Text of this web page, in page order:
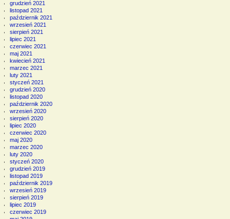
grudzień 2021
listopad 2021
październik 2021
wrzesień 2021
sierpień 2021
lipiec 2021
czerwiec 2021
maj 2021
kwiecień 2021
marzec 2021
luty 2021
styczeń 2021
grudzień 2020
listopad 2020
październik 2020
wrzesień 2020
sierpień 2020
lipiec 2020
czerwiec 2020
maj 2020
marzec 2020
luty 2020
styczeń 2020
grudzień 2019
listopad 2019
październik 2019
wrzesień 2019
sierpień 2019
lipiec 2019
czerwiec 2019